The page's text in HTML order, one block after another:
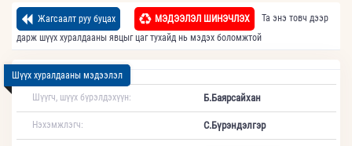
Жагсаалт руу буцах МЭДЭЭЛЭЛ ШИНЭЧЛЭХ
Та энэ товч дээр
дарж шүүх хуралдааны явцыг цаг тухайд нь мэдэх боломжтой
Шүүх хуралдааны мэдээлэл
Шүүгч, шүүх бүрэлдэхүүн:
Б.Баярсайхан
Нэхэмжлэгч: С.Бүрэндэлгэр